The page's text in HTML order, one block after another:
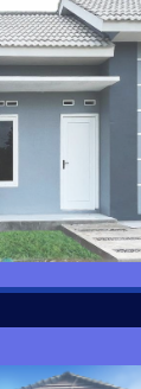
subsidi hanya 100